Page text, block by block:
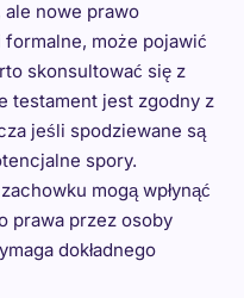
nowe prawo
może pojawić
skonsultować się z
testament jest zgodny z
jeśli spodziewane są
spory.
mogą wpłynąć
prawa przez osoby
dokładnego